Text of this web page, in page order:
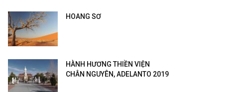
HOANG SƠ
HÀNH HƯƠNG THIỀN VIỆN
CHÂN NGUYÊN, ADELANTO 2019